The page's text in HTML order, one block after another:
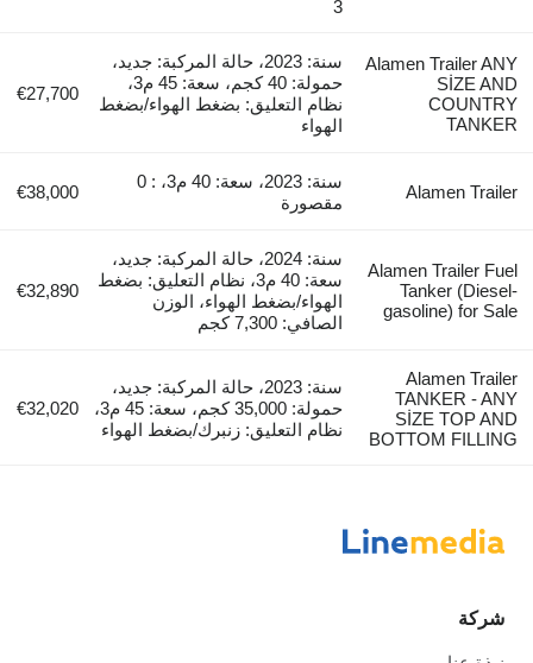
3
Alamen Trailer ANY
SİZE AND
COUNTRY
TANKER
سنة: 2023، حالة المركبة: جديد،
حمولة: 40 كجم، سعة: 45 م3،
نظام التعليق: بضغط الهواء/بضغط
الهواء
€27,700
Alamen Trailer
سنة: 2023، سعة: 40 م3، : 0
مقصورة
€38,000
Alamen Trailer Fuel
Tanker (Diesel-
gasoline) for Sale
سنة: 2024، حالة المركبة: جديد،
سعة: 40 م3، نظام التعليق: بضغط
الهواء/بضغط الهواء، الوزن
الصافي: 7,300 كجم
€32,890
Alamen Trailer
TANKER - ANY
SİZE TOP AND
BOTTOM FILLING
سنة: 2023، حالة المركبة: جديد،
حمولة: 35,000 كجم، سعة: 45 م3،
نظام التعليق: زنبرك/بضغط الهواء
€32,020
شركة